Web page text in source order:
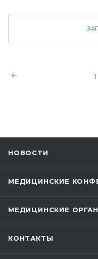
1
НОВОСТИ
МЕДИЦИНСКИЕ
МЕДИЦИНСКИЕ
КОНТАКТЫ